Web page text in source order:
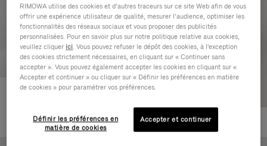
Essential Cabin
+5
RIMOWA utilise des cookies et d’autres traceurs sur ce site Web afin de vous
offrir une expérience utilisateur de qualité, mesurer l’audience, optimiser les
fonctionnalités des réseaux sociaux et vous proposer des publicités
personnalisées. Pour en savoir plus sur notre politique relative aux cookies,
veuillez cliquer ici. Vous pouvez refuser le dépôt des cookies, à l'exception
des cookies strictement nécessaires, en cliquant sur « Continuer sans
accepter ». Vous pouvez également accepter les cookies en cliquant sur «
Accepter et continuer » ou cliquer sur « Définir les préférences en matière
de cookies » pour paramétrer vos préférences.
Définir les préférences en
matière de cookies
Accepter et continuer